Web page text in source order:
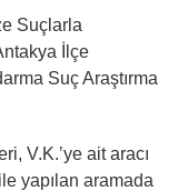
Suçlarla
İlçe
Suç Araştırma
V.K.’ye ait aracı
yapılan aramada